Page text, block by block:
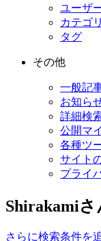
ユーザ
カテゴリ
タグ
その他
一般記
お知ら
詳細検
公開マ
各種ツ
サイト
プライ
Shirakami
さらに検索条件を